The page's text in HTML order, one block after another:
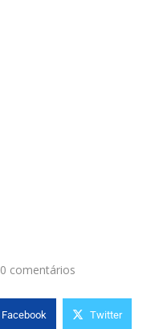
0 comentários
Facebook Twitter